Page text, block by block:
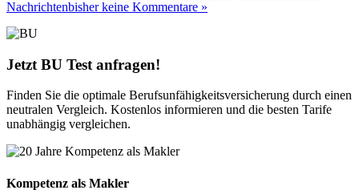
Nachrichtenbisher keine Kommentare »
Jetzt BU Test anfragen!
Finden Sie die optimale Berufsunfähigkeitsversicherung durch einen
neutralen Vergleich. Kostenlos informieren und die besten Tarife
unabhängig vergleichen.
Kompetenz als Makler